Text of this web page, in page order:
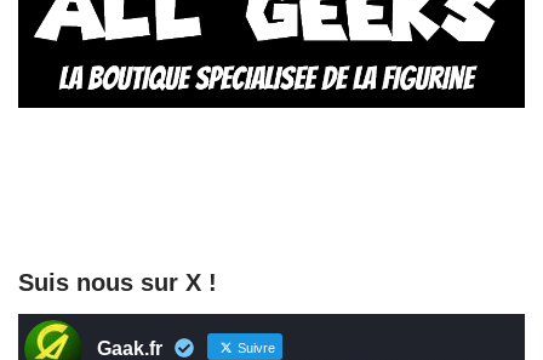
Suis nous sur X !
Gaak.fr Suivre